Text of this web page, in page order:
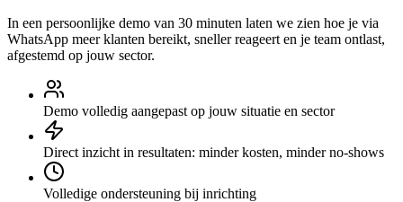
In een persoonlijke demo van 30 minuten laten we zien hoe je via
WhatsApp meer klanten bereikt, sneller reageert en je team ontlast,
afgestemd op jouw sector.
Demo volledig aangepast op jouw situatie en sector
Direct inzicht in resultaten: minder kosten, minder no-shows
Volledige ondersteuning bij inrichting